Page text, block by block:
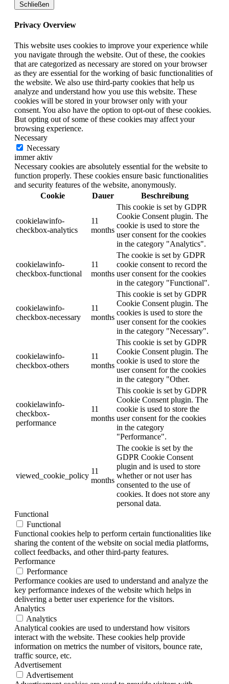
Schließen
Privacy Overview
This website uses cookies to improve your experience while
you navigate through the website. Out of these, the cookies
that are categorized as necessary are stored on your browser
as they are essential for the working of basic functionalities of
the website. We also use third-party cookies that help us
analyze and understand how you use this website. These
cookies will be stored in your browser only with your
consent. You also have the option to opt-out of these cookies.
But opting out of some of these cookies may affect your
browsing experience.
Necessary
Necessary
immer aktiv
Necessary cookies are absolutely essential for the website to
function properly. These cookies ensure basic functionalities
and security features of the website, anonymously.
Cookie
Dauer Beschreibung
cookielawinfo-
checkbox-analytics
11
months
This cookie is set by GDPR
Cookie Consent plugin. The
cookie is used to store the
user consent for the cookies
in the category "Analytics".
cookielawinfo-
checkbox-functional
11
months
The cookie is set by GDPR
cookie consent to record the
user consent for the cookies
in the category "Functional".
cookielawinfo-
checkbox-necessary
11
months
This cookie is set by GDPR
Cookie Consent plugin. The
cookies is used to store the
user consent for the cookies
in the category "Necessary".
cookielawinfo-
checkbox-others
11
months
This cookie is set by GDPR
Cookie Consent plugin. The
cookie is used to store the
user consent for the cookies
in the category "Other.
cookielawinfo-
checkbox-
performance
11
months
This cookie is set by GDPR
Cookie Consent plugin. The
cookie is used to store the
user consent for the cookies
in the category
"Performance".
viewed_cookie_policy
11
months
The cookie is set by the
GDPR Cookie Consent
plugin and is used to store
whether or not user has
consented to the use of
cookies. It does not store any
personal data.
Functional
Functional
Functional cookies help to perform certain functionalities like
sharing the content of the website on social media platforms,
collect feedbacks, and other third-party features.
Performance
Performance
Performance cookies are used to understand and analyze the
key performance indexes of the website which helps in
delivering a better user experience for the visitors.
Analytics
Analytics
Analytical cookies are used to understand how visitors
interact with the website. These cookies help provide
information on metrics the number of visitors, bounce rate,
traffic source, etc.
Advertisement
Advertisement